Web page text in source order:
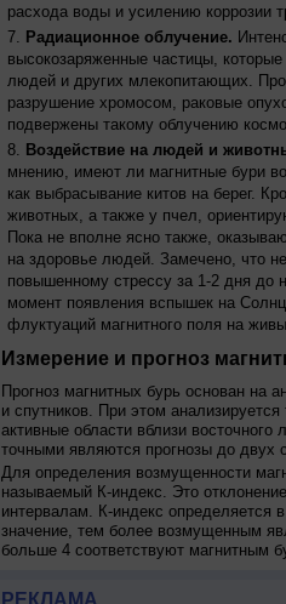
расхода воды и усилению коррозии
Радиационное облучение.
высокозаряженные частицы,
людей и других млекопитающих.
разрушение хромосом, раковые
подвержены такому облучению
Воздействие на людей и
мнению, имеют ли магнитные бури
как выбрасывание китов на берег.
животных, а также у пчел,
Пока не вполне ясно также,
на здоровье людей. Замечено, что
повышенному стрессу за 1-2 дня до
момент появления вспышек на
флуктуаций магнитного поля на
Измерение и прогноз
Прогноз магнитных бурь основан на
и спутников. При этом
активные области вблизи
точными являются прогнозы до двух
Для определения возмущенности
называемый К-индекс. Это
интервалам. К-индекс определяется
значение, тем более возмущенным
больше 4 соответствуют магнитным
РЕКЛАМА